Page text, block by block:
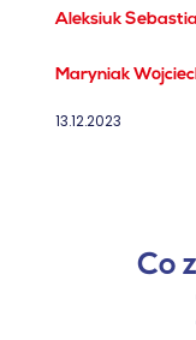
02.04.2024
Aleksiuk
01.03.2024
Maryniak
13.12.2023
Co